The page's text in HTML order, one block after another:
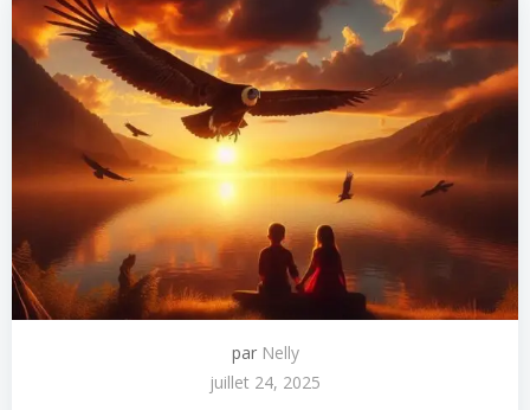
par Nelly
juillet 24, 2025